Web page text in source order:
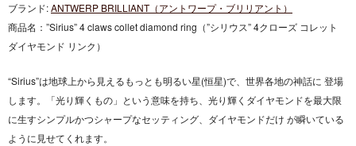
ブランド:ANTWERP BRILLIANT（アントワープ・ブリリアント）
商品名： ”Sirius” 4 claws collet diamond ring（”シリウス” 4クローズ コレット
ダイヤモンド リンク）
“Sirius”は地球上から見えるもっとも明るい星(恒星)で、世界各地の神話に 登場
します。「光り輝くもの」という意味を持ち、光り輝くダイヤモンドを最大限
に生すシンプルかつシャープなセッティング、ダイヤモンドだけ が瞬いている
ように見せてくれます。